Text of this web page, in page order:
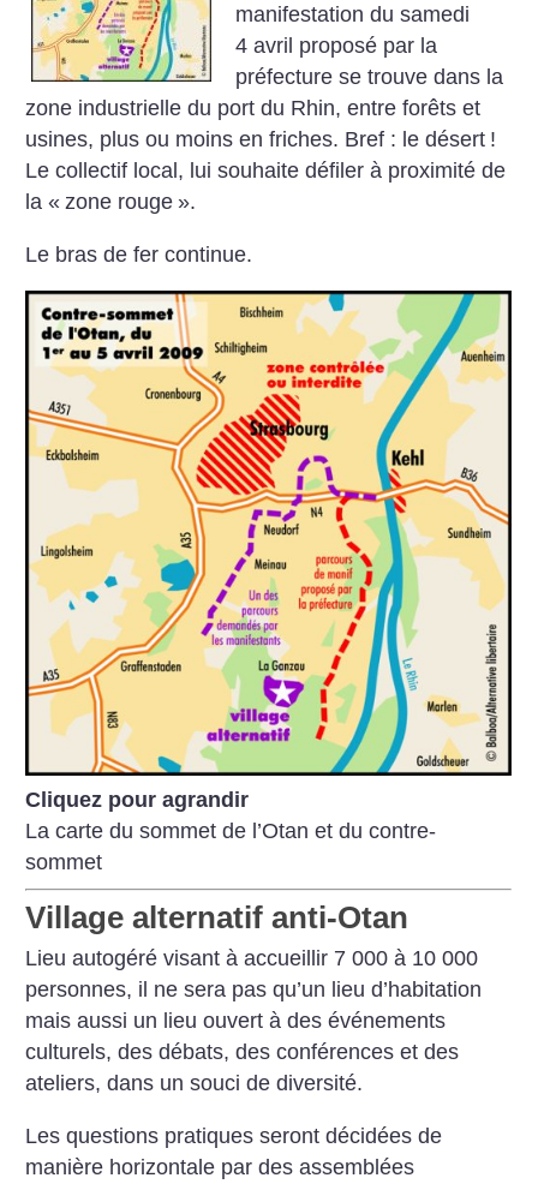
manifestation du samedi
4 avril proposé par la
préfecture se trouve dans la
zone industrielle du port du Rhin, entre forêts et
usines, plus ou moins en friches. Bref : le désert !
Le collectif local, lui souhaite défiler à proximité de
la « zone rouge ».
Le bras de fer continue.
Cliquez pour agrandir
La carte du sommet de l’Otan et du contre-
sommet
Village alternatif anti-Otan
Lieu autogéré visant à accueillir 7 000 à 10 000
personnes, il ne sera pas qu’un lieu d’habitation
mais aussi un lieu ouvert à des événements
culturels, des débats, des conférences et des
ateliers, dans un souci de diversité.
Les questions pratiques seront décidées de
manière horizontale par des assemblées